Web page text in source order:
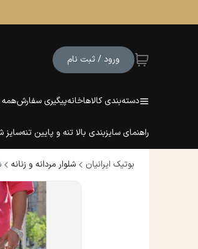
ورود / ثبت نام
دسته‌بندی کالاهاخانهپیگیری سفارش
راهنمای سایزبندی بالا تنه و پایین تنهسایز
بوتیک ایرانیان شلوار مردانه و زنانه